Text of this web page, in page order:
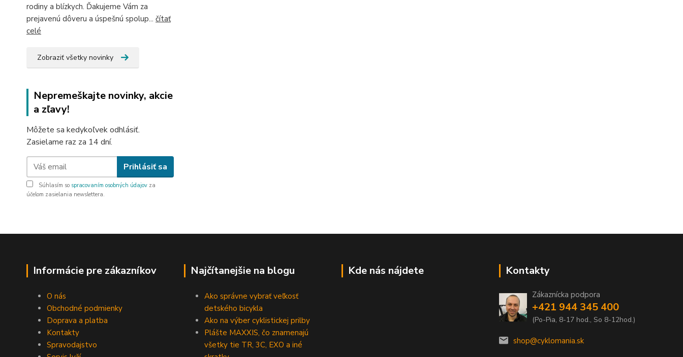
rodiny a blízkych. Ďakujeme Vám za
prejavenú dôveru a úspešnú spolup... čítať
celé
Zobraziť všetky novinky
Nepremeškajte novinky, akcie
a zľavy!
Môžete sa kedykoľvek odhlásiť.
Zasielame raz za 14 dní.
Prihlásiť sa
Súhlasím so spracovaním osobných údajov za
účelom zasielania newslettera.
Informácie pre zákazníkov
O nás
Obchodné podmienky
Doprava a platba
Kontakty
Spravodajstvo
Najčítanejšie na blogu
Ako správne vybrať veľkosť
detského bicykla
Ako na výber cyklistickej prilby
Plášte MAXXIS, čo znamenajú
všetky tie TR, 3C, EXO a iné
Kde nás nájdete Kontakty
Zákaznícka podpora
+421 944 345 400
(Po-Pia, 8-17 hod., So 8-12hod.)
shop@cyklomania.sk